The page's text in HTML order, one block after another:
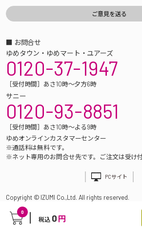
0
税込 0 円
■ お問合せ
ゆめタウン・ゆめマート・ユアーズ
0120-37-1947
［受付時間］あさ10時～夕方6時
サニー
0120-93-8851
［受付時間］あさ10時～よる9時
ゆめオンラインカスタマーセンター
※通話料は無料です。
※ネット専用のお問合せ先です。ご注文は受け
PCサイト
Copyright © IZUMI Co.,Ltd. All rights reserved.